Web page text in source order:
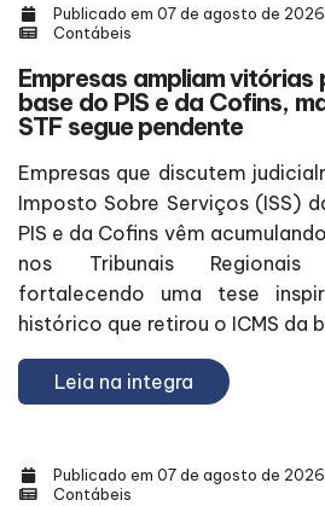
Publicado em 07 de agosto de 2026
Contábeis
Empresas ampliam
base do PIS e da Cofins,
STF segue pendente
Empresas que discutem
Imposto Sobre Serviços (ISS)
PIS e da Cofins vêm
nos Tribunais Regionais
fortalecendo uma tese
histórico que retirou o ICMS da
Leia na integra
Publicado em 07 de agosto de 2026
Contábeis